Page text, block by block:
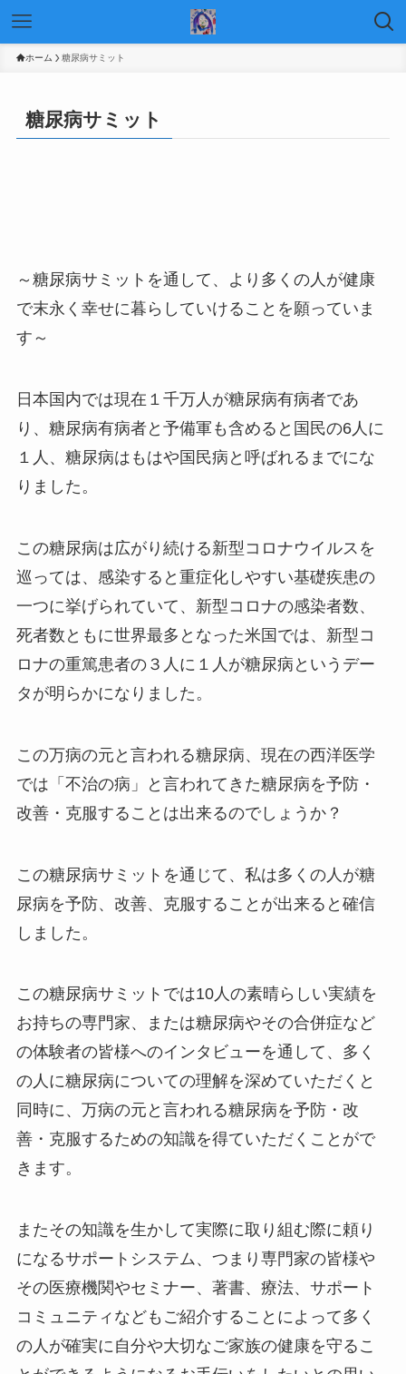
ホーム 糖尿病サミット
糖尿病サミット
～糖尿病サミットを通して、より多くの人が健康
で末永く幸せに暮らしていけることを願っていま
す～
日本国内では現在１千万人が糖尿病有病者であ
り、糖尿病有病者と予備軍も含めると国民の6人に
１人、糖尿病はもはや国民病と呼ばれるまでにな
りました。
この糖尿病は広がり続ける新型コロナウイルスを
巡っては、感染すると重症化しやすい基礎疾患の
一つに挙げられていて、新型コロナの感染者数、
死者数ともに世界最多となった米国では、新型コ
ロナの重篤患者の３人に１人が糖尿病というデー
タが明らかになりました。
この万病の元と言われる糖尿病、現在の西洋医学
では「不治の病」と言われてきた糖尿病を予防・
改善・克服することは出来るのでしょうか？
この糖尿病サミットを通じて、私は多くの人が糖
尿病を予防、改善、克服することが出来ると確信
しました。
この糖尿病サミットでは10人の素晴らしい実績を
お持ちの専門家、または糖尿病やその合併症など
の体験者の皆様へのインタビューを通して、多く
の人に糖尿病についての理解を深めていただくと
同時に、万病の元と言われる糖尿病を予防・改
善・克服するための知識を得ていただくことがで
きます。
またその知識を生かして実際に取り組む際に頼り
になるサポートシステム、つまり専門家の皆様や
その医療機関やセミナー、著書、療法、サポート
コミュニティなどもご紹介することによって多く
の人が確実に自分や大切なご家族の健康を守るこ